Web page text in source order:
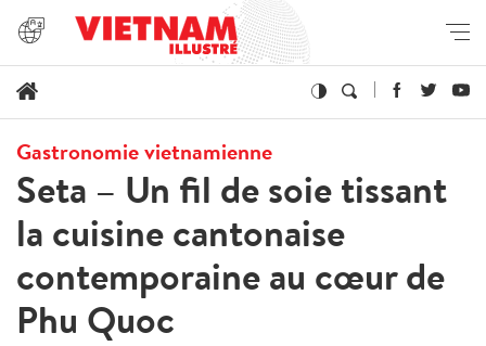
Gastronomie vietnamienne
Seta – Un fil de soie tissant
la cuisine cantonaise
contemporaine au cœur de
Phu Quoc